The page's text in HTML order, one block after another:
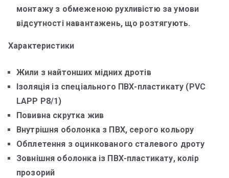
монтажу з обмеженою рухливістю за умови
відсутності навантажень, що розтягують.
Характеристики
Жили з найтонших мідних дротів
Ізоляція із спеціального ПВХ-пластикату (PVC
LAPP P8/1)
Повивна скрутка жив
Внутрішня оболонка з ПВХ, серого кольору
Обплетення з оцинкованого сталевого дроту
Зовнішня оболонка із ПВХ-пластикату, колір
прозорий